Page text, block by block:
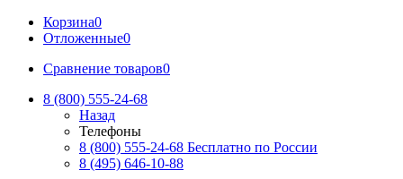
Корзина0
Отложенные0
Сравнение товаров0
8 (800) 555-24-68
Назад
Телефоны
8 (800) 555-24-68 Бесплатно по России
8 (495) 646-10-88